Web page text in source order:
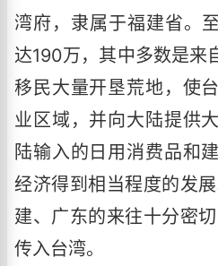
湾府，隶属于福建省。
达190万，其中多数是来
移民大量开垦荒地，使
业区域，并向大陆提供
陆输入的日用消费品和
经济得到相当程度的发
建、广东的来往十分密
传入台湾。